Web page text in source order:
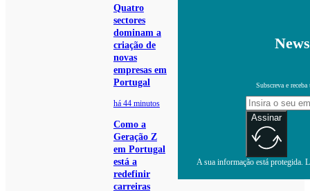
Quatro
sectores
dominam a
criação de
novas
empresas em
Portugal
há 44 minutos
Como a
Geração Z
em Portugal
está a
redefinir
carreiras
Subscreva e
Assinar
A sua informação está protegida.